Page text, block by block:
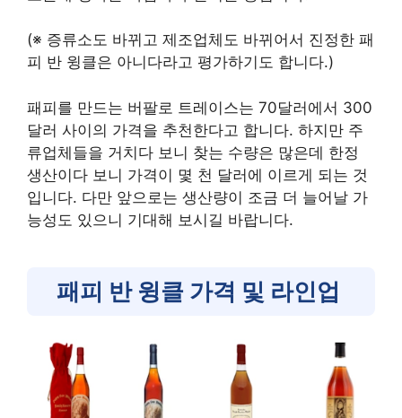
(※ 증류소도 바뀌고 제조업체도 바뀌어서 진정한 패
피 반 윙클은 아니다라고 평가하기도 합니다.)
패피를 만드는 버팔로 트레이스는 70달러에서 300
달러 사이의 가격을 추천한다고 합니다. 하지만 주
류업체들을 거치다 보니 찾는 수량은 많은데 한정
생산이다 보니 가격이 몇 천 달러에 이르게 되는 것
입니다. 다만 앞으로는 생산량이 조금 더 늘어날 가
능성도 있으니 기대해 보시길 바랍니다.
패피 반 윙클 가격 및 라인업